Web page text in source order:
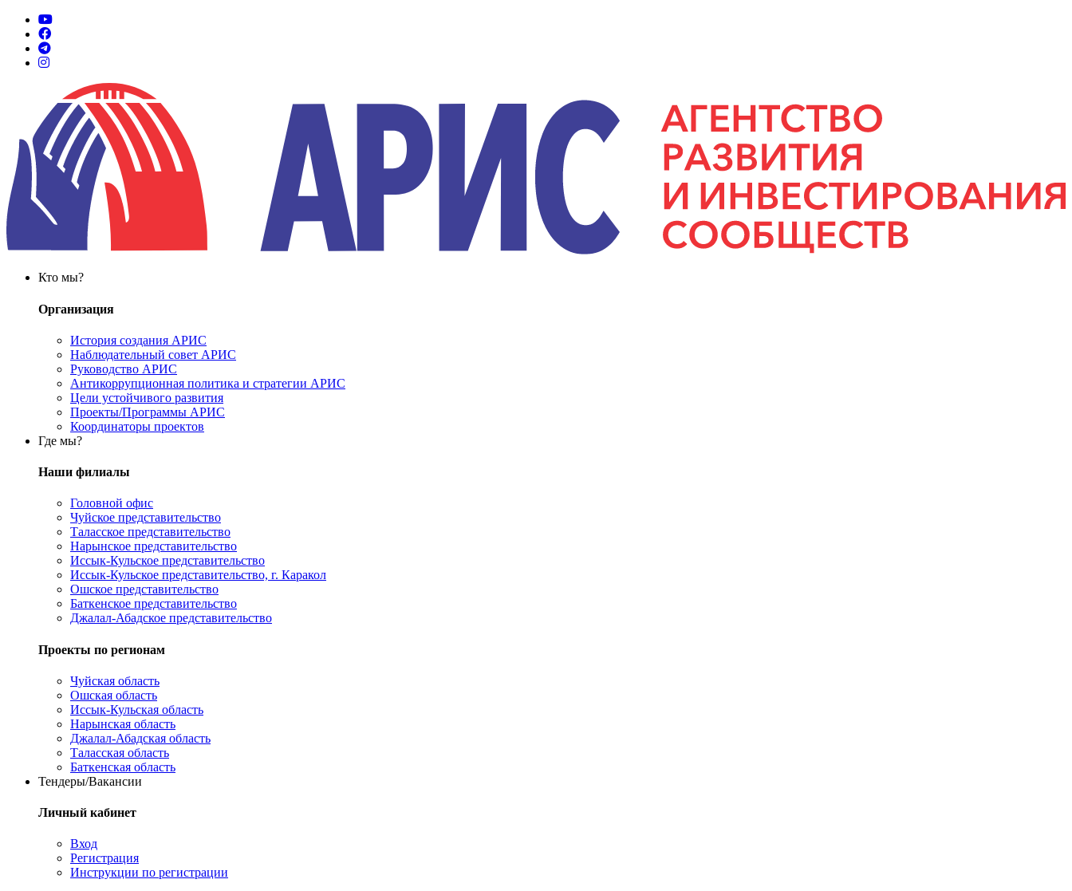
Кто мы?
Организация
История создания АРИС
Наблюдательный совет АРИС
Руководство АРИС
Антикоррупционная политика и стратегии АРИС
Цели устойчивого развития
Проекты/Программы АРИС
Координаторы проектов
Где мы?
Наши филиалы
Головной офис
Чуйское представительство
Таласское представительство
Нарынское представительство
Иссык-Кульское представительство
Иссык-Кульское представительство, г. Каракол
Ошское представительство
Баткенское представительство
Джалал-Абадское представительство
Проекты по регионам
Чуйская область
Ошская область
Иссык-Кульская область
Нарынская область
Джалал-Абадская область
Таласская область
Баткенская область
Тендеры/Вакансии
Личный кабинет
Вход
Регистрация
Инструкции по регистрации